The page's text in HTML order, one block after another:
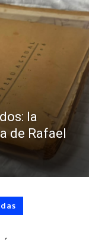
la
de Rafael